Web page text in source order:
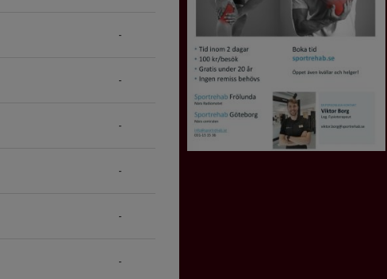
-
-
-
-
-
-